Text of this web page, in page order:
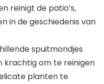
reinigt de patio’s,
in de geschiedenis van
spuitmondjes
krachtig om te reinigen
planten te